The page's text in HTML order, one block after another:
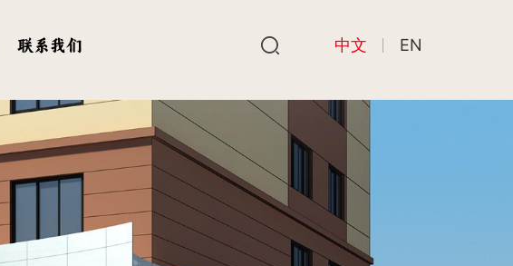
联系我们 中文 EN